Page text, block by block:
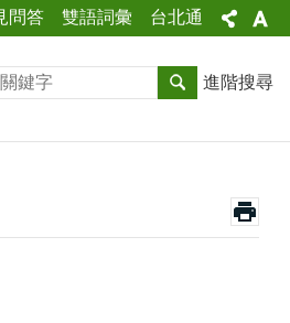
問答 雙語詞彙 台北通
進階搜尋